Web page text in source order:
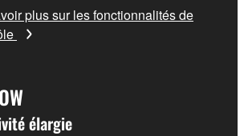
plus sur les fonctionnalités de
élargie